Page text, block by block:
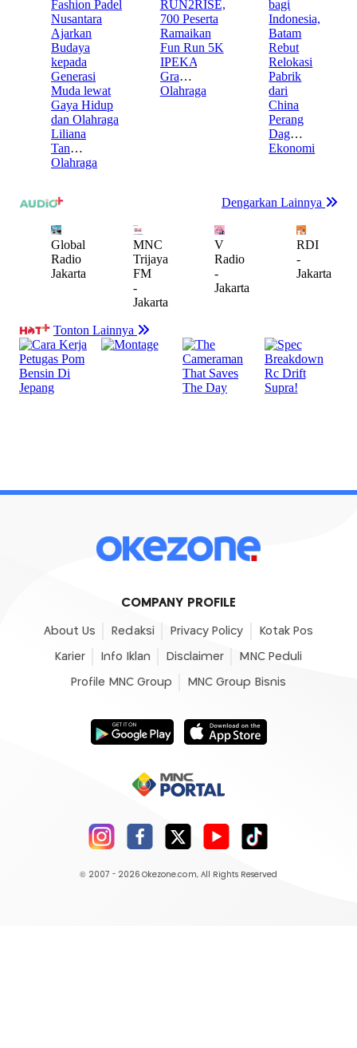
COMPANY PROFILE
About Us Redaksi Privacy Policy Kotak Pos
Karier Info Iklan Disclaimer MNC Peduli
Profile MNC Group MNC Group Bisnis
© 2007 - 2026 Okezone.com, All Rights Reserved